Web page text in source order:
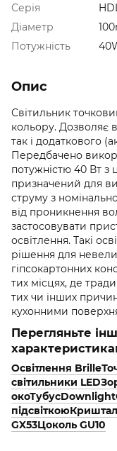
Серія
Діаметр
Потужність
Опис
Світильник
кольору. Дозволяє
так і додаткового
Передбачено
потужністю 40 Вт з
призначений для
струму з
від проникнення
застосовувати
освітлення. Такі
рішення для
гіпсокартонних
тих місцях, де
тих чи інших
кухонними
Перегляньте
Освітлення Brille
світильники LED
окоТубусDownlight
підсвіткою
GX53Цоколь GU10